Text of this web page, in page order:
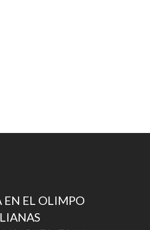
EN EL OLIMPO